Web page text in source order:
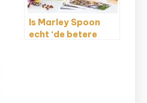
Is Marley Spoon
echt ‘de betere